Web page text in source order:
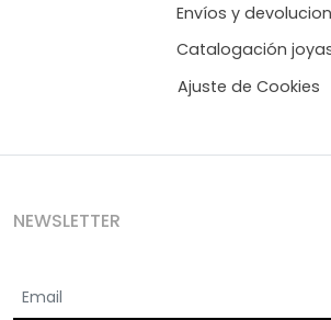
Envíos y
Catalogación
Ajuste de Cookies
NEWSLETTER